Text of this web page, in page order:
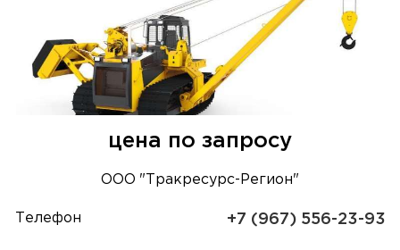
цена по запросу
ООО "Тракресурс-Регион"
Телефон +7 (967) 556-23-93